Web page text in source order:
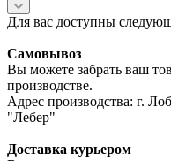
Для вас доступны
Самовывоз
Вы можете забрать ваш
производстве.
Адрес производства: г.
"Лебер"
Доставка курьером